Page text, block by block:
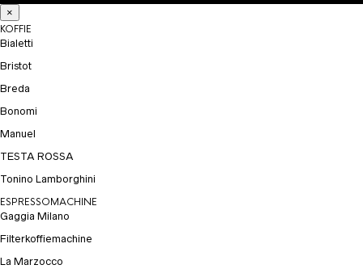
×
KOFFIE
Bialetti
Bristot
Breda
Bonomi
Manuel
TESTA ROSSA
Tonino Lamborghini
ESPRESSOMACHINE
Gaggia Milano
Filterkoffiemachine
La Marzocco